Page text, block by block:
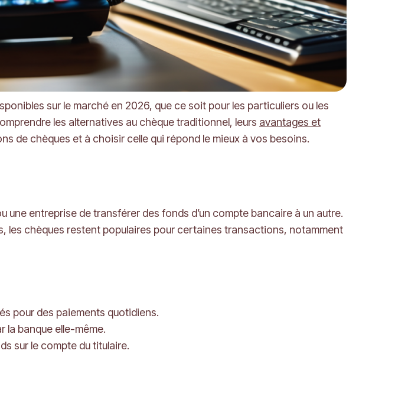
sur le marché en 2026, que ce soit pour les particuliers ou les
les alternatives au chèque traditionnel, leurs avantages et
de chèques et à choisir celle qui répond le mieux à vos besoins.
entreprise de transférer des fonds d’un compte bancaire à un autre.
les chèques restent populaires pour certaines transactions, notamment
pour des paiements quotidiens.
la banque elle-même.
sur le compte du titulaire.